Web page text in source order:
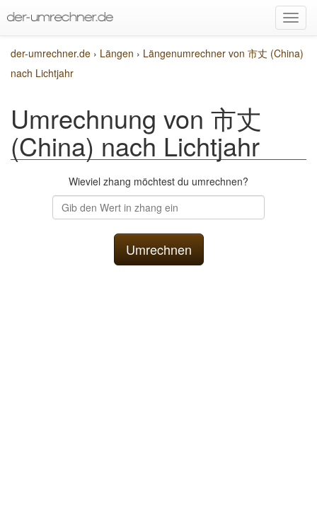
der-umrechner.de › Längen › Längenumrechner von 市丈 (China)
nach Lichtjahr
Umrechnung von 市丈
(China) nach Lichtjahr
Wieviel zhang möchtest du umrechnen?